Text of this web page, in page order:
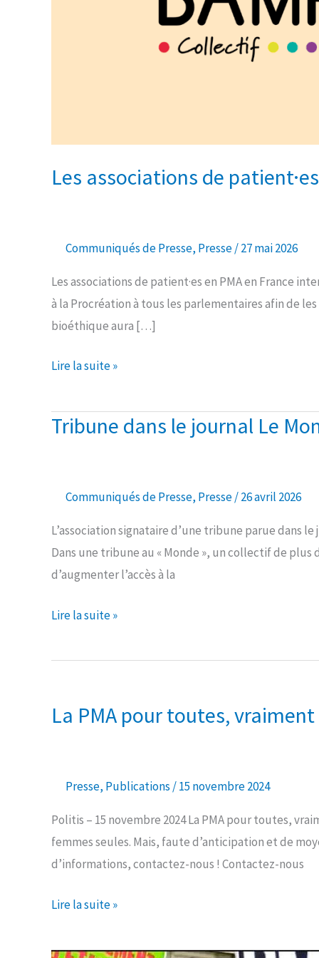
Les associations de
Communiqués de Presse, Presse/27 mai 2026
Les associations de patient·es en PMA en France
à la Procréation à tous les parlementaires afin de
bioéthique aura […]
Lire la suite »
Tribune dans le journal Le
Communiqués de Presse, Presse/26 avril 2026
L’association signataire d’une tribune parue dans
Dans une tribune au « Monde », un collectif de
d’augmenter l’accès à la
Tribune
Monde
Lire la suite »
La PMA pour toutes, vraiment
Presse, Publications /15 novembre 2024
Politis – 15 novembre 2024 La PMA pour toutes,
femmes seules. Mais, faute d’anticipation et de
d’informations, contactez-nous ! Contactez-nous
pour
Lire la suite »